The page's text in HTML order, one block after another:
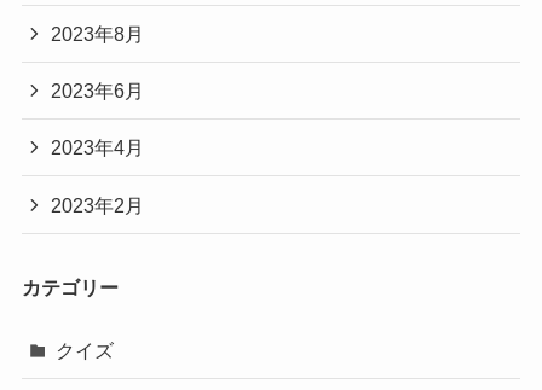
2023年8月
2023年6月
2023年4月
2023年2月
カテゴリー
クイズ